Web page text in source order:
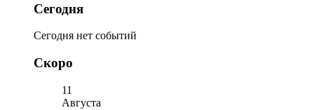
Сегодня
Сегодня нет событий
Скоро
11
Августа